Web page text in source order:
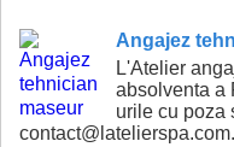
Angajez
L'Atelier
absolventa a
urile cu poza
contact@latelierspa.com.